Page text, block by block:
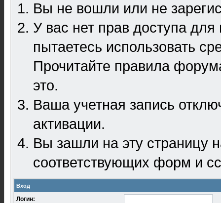
Вы не вошли или не
У вас нет прав доступа
пытаетесь использовать
Прочитайте правила
это.
Ваша учетная запись
активации.
Вы зашли на эту
соответствующих форм и
Вход
Логин: